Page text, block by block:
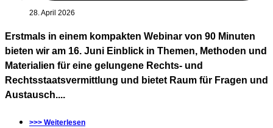
28. April 2026
Erstmals in einem kompakten Webinar von 90 Minuten
bieten wir am 16. Juni Einblick in Themen, Methoden und
Materialien für eine gelungene Rechts- und
Rechtsstaatsvermittlung und bietet Raum für Fragen und
Austausch....
>>> Weiterlesen